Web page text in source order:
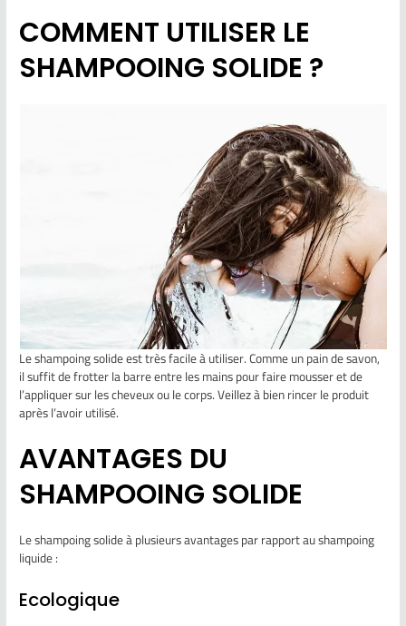
COMMENT UTILISER LE
SHAMPOOING SOLIDE ?
Le shampoing solide est très facile à utiliser. Comme un pain de savon,
il suffit de frotter la barre entre les mains pour faire mousser et de
l’appliquer sur les cheveux ou le corps. Veillez à bien rincer le produit
après l’avoir utilisé.
AVANTAGES DU
SHAMPOOING SOLIDE
Le shampoing solide à plusieurs avantages par rapport au shampoing
liquide :
Ecologique